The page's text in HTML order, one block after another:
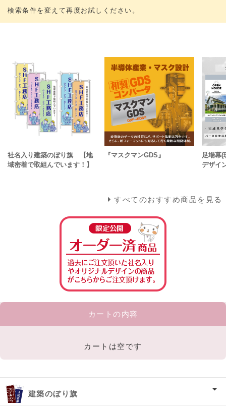
社名入り建築のぼり旗 【地
域密着で取組んでいます！】
『マスクマンGDS』
足場幕(
デザイ
すべてのおすすめ商品を見る
カートの内容
カートは空です
建築のぼり旗